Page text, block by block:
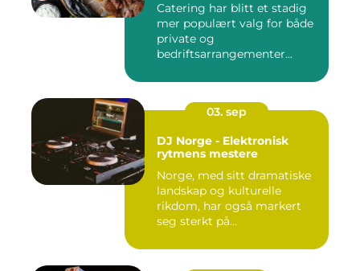
Catering har blitt et stadig
mer populært valg for både
private og
bedriftsarrangementer...
03. sep
DJ Norge - Elektronisk
rytmens mestere
Norge, med sitt dramatiske
landskap og kulturelle
rikdom, har også markert
seg sterkt på...